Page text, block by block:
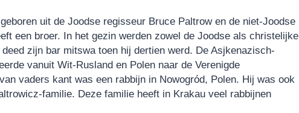
uit de Joodse regisseur Bruce Paltrow en de niet-Joodse
een broer. In het gezin werden zowel de Joodse als christelijke
zijn bar mitswa toen hij dertien werd. De Asjkenazisch-
vanuit Wit-Rusland en Polen naar de Verenigde
vaders kant was een rabbijn in Nowogród, Polen. Hij was ook
familie. Deze familie heeft in Krakau veel rabbijnen